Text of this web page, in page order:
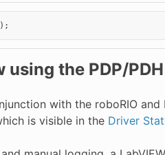
the PDP/PDH
with the roboRIO
is visible in the Driver